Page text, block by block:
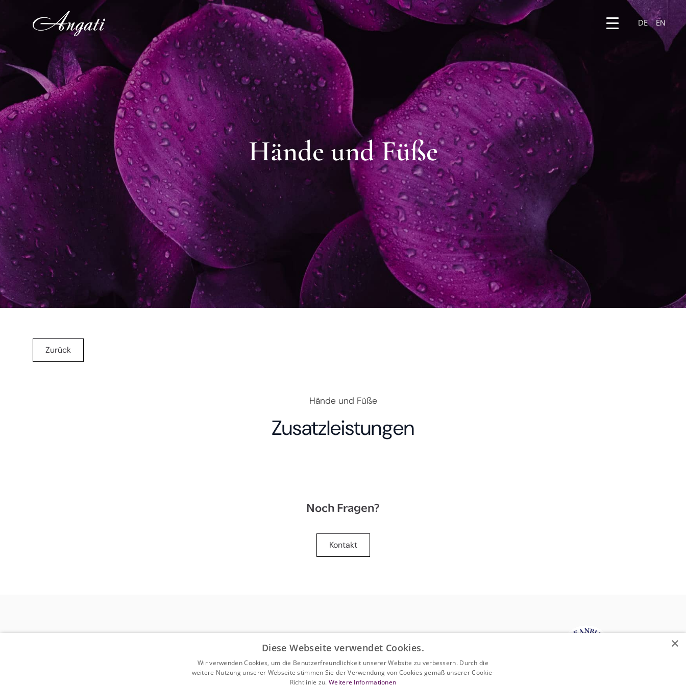
DE EN
Hände und Füße
Zurück
Hände und Füße
Zusatzleistungen
Noch Fragen?
Kontakt
×
Diese Webseite verwendet Cookies.
Wir verwenden Cookies, um die Benutzerfreundlichkeit unserer Website zu verbessern. Durch die
weitere Nutzung unserer Webseite stimmen Sie der Verwendung von Cookies gemäß unserer Cookie-
Richtlinie zu.Weitere Informationen